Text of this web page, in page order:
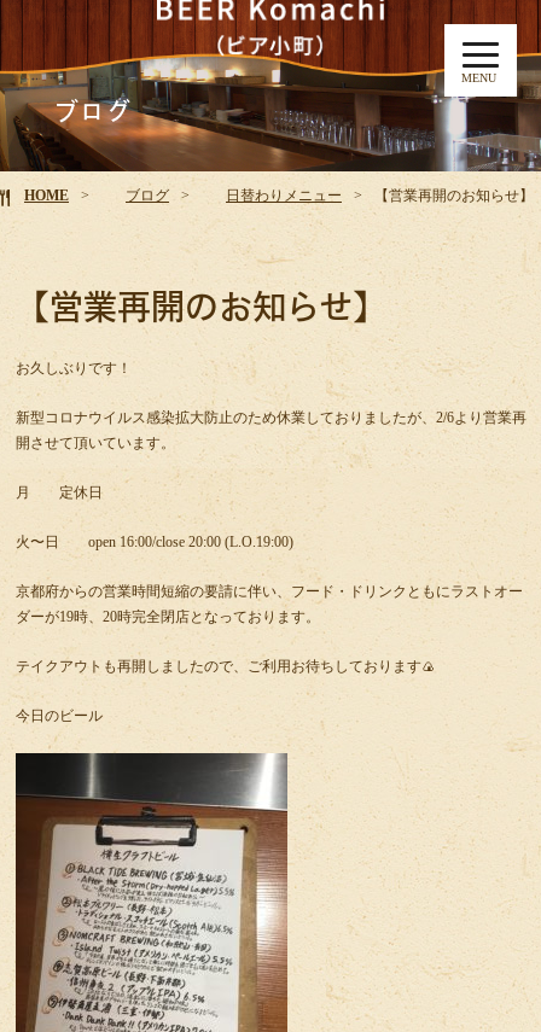
MENU
ブログ
HOME ブログ 日替わりメニュー 【営業再開のお知らせ】
【営業再開のお知らせ】
お久しぶりです！
新型コロナウイルス感染拡大防止のため休業しておりましたが、2/6より営業再
開させて頂いています。
月 定休日
火〜日 open 16:00/close 20:00 (L.O.19:00)
京都府からの営業時間短縮の要請に伴い、フード・ドリンクともにラストオー
ダーが19時、20時完全閉店となっております。
テイクアウトも再開しましたので、ご利用お待ちしております🍙
今日のビール